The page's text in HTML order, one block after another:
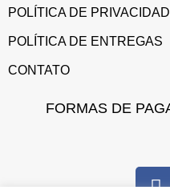
POLÍTICA DE
POLÍTICA DE ENTREGAS
CONTATO
FORMAS DE